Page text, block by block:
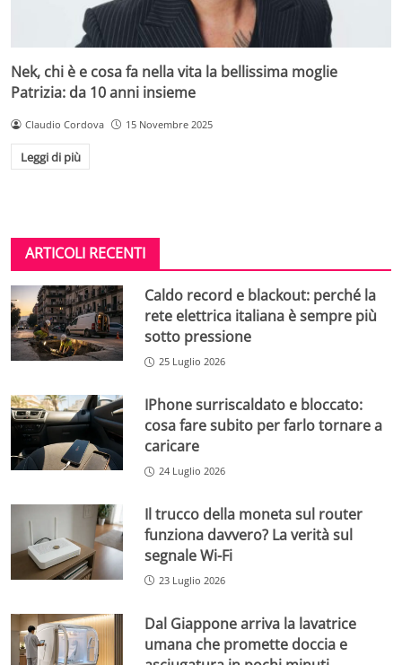
Nek, chi è e cosa fa nella vita la bellissima moglie
Patrizia: da 10 anni insieme
Claudio Cordova 15 Novembre 2025
Leggi di più
ARTICOLI RECENTI
Caldo record e blackout: perché la
rete elettrica italiana è sempre più
sotto pressione
25 Luglio 2026
IPhone surriscaldato e bloccato:
cosa fare subito per farlo tornare a
caricare
24 Luglio 2026
Il trucco della moneta sul router
funziona davvero? La verità sul
segnale Wi-Fi
23 Luglio 2026
Dal Giappone arriva la lavatrice
umana che promette doccia e